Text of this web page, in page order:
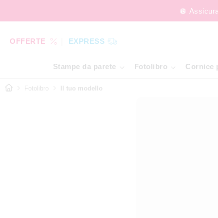
🪩
OFFERTE EXPRESS
Stampe da parete Fotolibro Cornice
Fotolibro Il tuo modello